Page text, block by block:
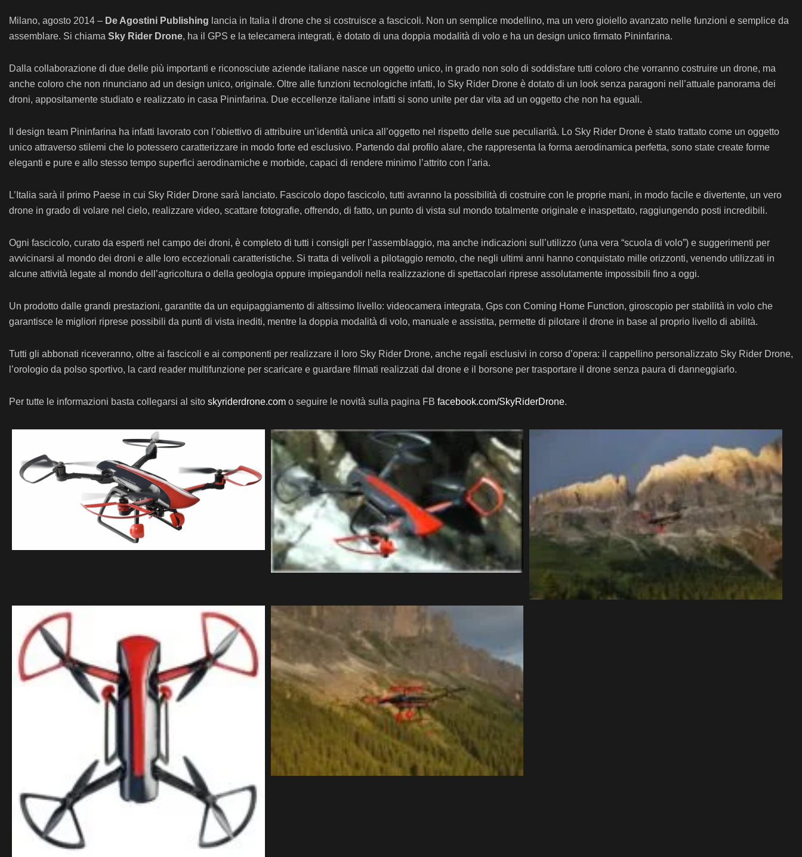
Milano, agosto 2014 – De Agostini Publishing lancia in Italia il drone che si costruisce a fascicoli. Non un semplice modellino, ma un vero gioiello avanzato nelle funzioni e semplice da
assemblare. Si chiama Sky Rider Drone, ha il GPS e la telecamera integrati, è dotato di una doppia modalità di volo e ha un design unico firmato Pininfarina.
Dalla collaborazione di due delle più importanti e riconosciute aziende italiane nasce un oggetto unico, in grado non solo di soddisfare tutti coloro che vorranno costruire un drone, ma
anche coloro che non rinunciano ad un design unico, originale. Oltre alle funzioni tecnologiche infatti, lo Sky Rider Drone è dotato di un look senza paragoni nell’attuale panorama dei
droni, appositamente studiato e realizzato in casa Pininfarina. Due eccellenze italiane infatti si sono unite per dar vita ad un oggetto che non ha eguali.
Il design team Pininfarina ha infatti lavorato con l’obiettivo di attribuire un’identità unica all’oggetto nel rispetto delle sue peculiarità. Lo Sky Rider Drone è stato trattato come un oggetto
unico attraverso stilemi che lo potessero caratterizzare in modo forte ed esclusivo. Partendo dal profilo alare, che rappresenta la forma aerodinamica perfetta, sono state create forme
eleganti e pure e allo stesso tempo superfici aerodinamiche e morbide, capaci di rendere minimo l’attrito con l’aria.
L’Italia sarà il primo Paese in cui Sky Rider Drone sarà lanciato. Fascicolo dopo fascicolo, tutti avranno la possibilità di costruire con le proprie mani, in modo facile e divertente, un vero
drone in grado di volare nel cielo, realizzare video, scattare fotografie, offrendo, di fatto, un punto di vista sul mondo totalmente originale e inaspettato, raggiungendo posti incredibili.
Ogni fascicolo, curato da esperti nel campo dei droni, è completo di tutti i consigli per l’assemblaggio, ma anche indicazioni sull’utilizzo (una vera “scuola di volo”) e suggerimenti per
avvicinarsi al mondo dei droni e alle loro eccezionali caratteristiche. Si tratta di velivoli a pilotaggio remoto, che negli ultimi anni hanno conquistato mille orizzonti, venendo utilizzati in
alcune attività legate al mondo dell’agricoltura o della geologia oppure impiegandoli nella realizzazione di spettacolari riprese assolutamente impossibili fino a oggi.
Un prodotto dalle grandi prestazioni, garantite da un equipaggiamento di altissimo livello: videocamera integrata, Gps con Coming Home Function, giroscopio per stabilità in volo che
garantisce le migliori riprese possibili da punti di vista inediti, mentre la doppia modalità di volo, manuale e assistita, permette di pilotare il drone in base al proprio livello di abilità.
Tutti gli abbonati riceveranno, oltre ai fascicoli e ai componenti per realizzare il loro Sky Rider Drone, anche regali esclusivi in corso d’opera: il cappellino personalizzato Sky Rider Drone,
l’orologio da polso sportivo, la card reader multifunzione per scaricare e guardare filmati realizzati dal drone e il borsone per trasportare il drone senza paura di danneggiarlo.
Per tutte le informazioni basta collegarsi al sito skyriderdrone.com o seguire le novità sulla pagina FB facebook.com/SkyRiderDrone.